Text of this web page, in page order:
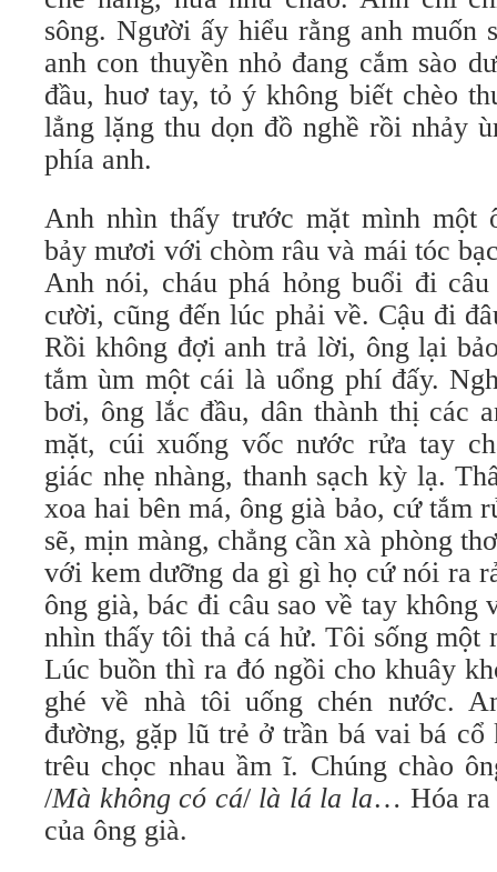
sông. Người ấy hiểu rằng anh muốn
anh con thuyền nhỏ đang cắm sào
đầu, huơ tay, tỏ ý không biết chèo
lẳng lặng thu dọn đồ nghề rồi nhảy
phía anh.
Anh nhìn thấy trước mặt mình một
bảy mươi với chòm râu và mái tóc
Anh nói, cháu phá hỏng buổi đi
cười, cũng đến lúc phải về. Cậu đi
Rồi không đợi anh trả lời, ông lại
tắm ùm một cái là uổng phí đấy.
bơi, ông lắc đầu, dân thành thị các
mặt, cúi xuống vốc nước rửa tay
giác nhẹ nhàng, thanh sạch kỳ lạ.
xoa hai bên má, ông già bảo, cứ tắm
sẽ, mịn màng, chẳng cần xà phòng
với kem dưỡng da gì gì họ cứ nói ra
ông già, bác đi câu sao về tay không
nhìn thấy tôi thả cá hử. Tôi sống một
Lúc buồn thì ra đó ngồi cho khuây
ghé về nhà tôi uống chén nước.
đường, gặp lũ trẻ ở trần bá vai bá
trêu chọc nhau ầm ĩ. Chúng chào
/Mà không có cá/ là lá la la… Hóa ra
của ông già.